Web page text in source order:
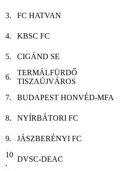
3. FC HATVAN
4. KBSC FC
5. CIGÁND SE
6.
TERMÁLFÜRDŐ
TISZAÚJVÁROS
7. BUDAPEST HONVÉD-MFA
8. NYÍRBÁTORI FC
9. JÁSZBERÉNYI FC
10
.
DVSC-DEAC